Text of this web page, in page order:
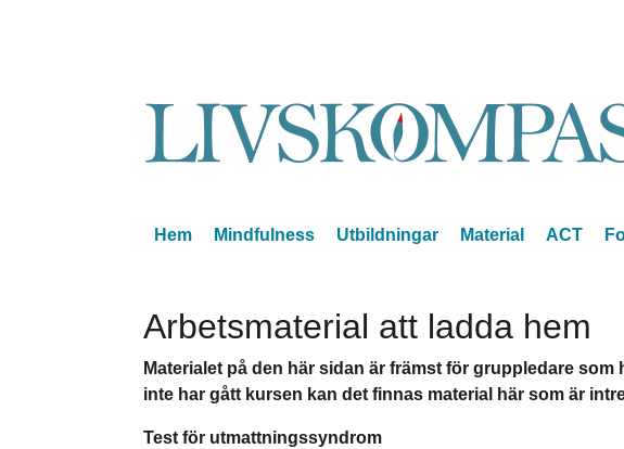
Hem Mindfulness Utbildningar Material ACT
Arbetsmaterial att ladda hem
Materialet på den här sidan är främst för gruppledare
inte har gått kursen kan det finnas material här som är
Test för utmattningssyndrom